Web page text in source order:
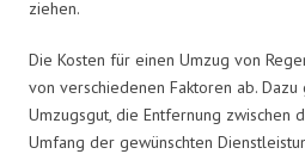
ziehen.
Die Kosten für einen Umzug von
von verschiedenen Faktoren ab.
Umzugsgut, die Entfernung zwischen
Umfang der gewünschten